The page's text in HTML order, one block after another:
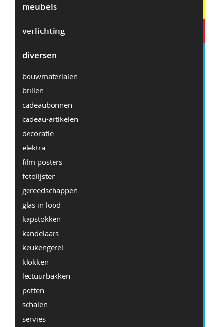
meubels
verlichting
diversen
bouwmaterialen
brillen
cadeaubonnen
cadeau-artikelen
decoratie
elektra
film posters
fotolijsten
gereedschappen
glas in lood
kapstokken
kandelaars
keukengerei
klokken
lectuurbakken
potten
schalen
servies